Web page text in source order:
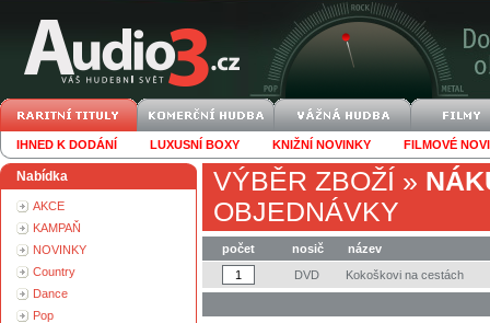
IHNED K DODÁNÍ LUXUSNÍ BOXY KNIŽNÍ NOVINKY FILMOVÉ
Nabídka
AKCE
KAMPAŇ
NOVINKY
Country
Dance
Pop
VÝBĚR ZBOŽÍ »
OBJEDNÁVKY
počet nosič
název
DVD
Kokoškovi na cestách